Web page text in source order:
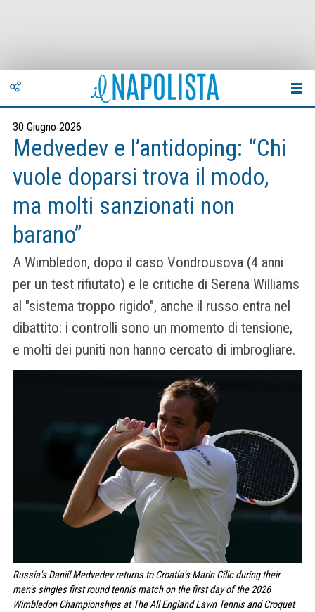
30 Giugno 2026
Medvedev e l’antidoping: “Chi
vuole doparsi trova il modo,
ma molti sanzionati non
barano”
A Wimbledon, dopo il caso Vondrousova (4 anni
per un test rifiutato) e le critiche di Serena Williams
al "sistema troppo rigido", anche il russo entra nel
dibattito: i controlli sono un momento di tensione,
e molti dei puniti non hanno cercato di imbrogliare.
Russia's Daniil Medvedev returns to Croatia's Marin Cilic during their
men's singles first round tennis match on the first day of the 2026
Wimbledon Championships at The All England Lawn Tennis and Croquet